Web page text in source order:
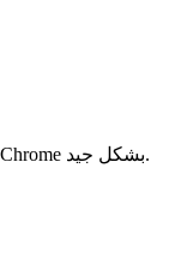
نعم. يعمل التطبيق على iOS Safari وAndroid Chrome بشكل جيد.